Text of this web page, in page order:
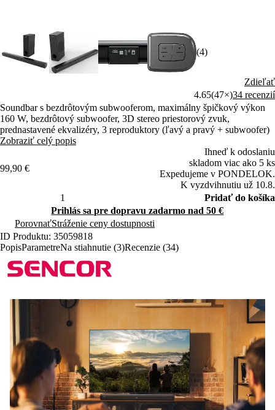
(4)
Zdieľať
4.65(47×)34 recenzií
Soundbar s bezdrôtovým subwooferom, maximálny špičkový výkon
160 W, bezdrôtový subwoofer, 3D stereo priestorový zvuk,
prednastavené ekvalizéry, 3 reproduktory (ľavý a pravý + subwoofer)
Zobraziť celý popis
99,90 €
Ihneď k odoslaniu
skladom viac ako 5 ks
Expedujeme v PONDELOK.
K vyzdvihnutiu už 10.8.
Pridať do košíka
Prihlás sa pre dopravu zadarmo nad 50 €
PorovnaťStráženie ceny dostupnosti
ID Produktu: 35059818
PopisParametreNa stiahnutie (3)Recenzie (34)